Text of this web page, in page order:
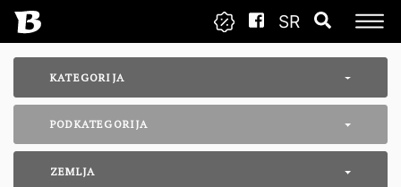
SR
KATEGORIJA
PODKATEGORIJA
ZEMLJA